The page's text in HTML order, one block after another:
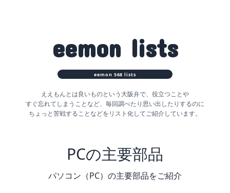
eemon lists
eemon 568 lists
ええもんとは良いものという大阪弁で、役立つことや
すぐ忘れてしまうことなど、 毎回調べたり思い出したりするのに
ちょっと苦戦することなどをリスト化してご紹介しています。
PCの主要部品
パソコン（PC）の主要部品をご紹介